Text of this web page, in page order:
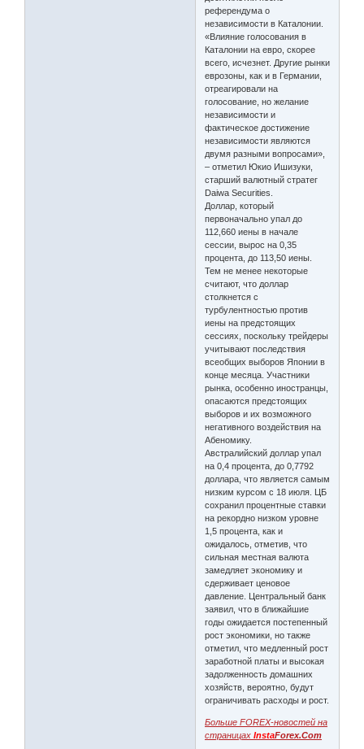
референдума о
независимости в Каталонии.
«Влияние голосования в
Каталонии на евро, скорее
всего, исчезнет. Другие рынки
еврозоны, как и в Германии,
отреагировали на
голосование, но желание
независимости и
фактическое достижение
независимости являются
двумя разными вопросами»,
– отметил Юкио Ишизуки,
старший валютный стратег
Daiwa Securities.
Доллар, который
первоначально упал до
112,660 иены в начале
сессии, вырос на 0,35
процента, до 113,50 иены.
Тем не менее некоторые
считают, что доллар
столкнется с
турбулентностью против
иены на предстоящих
сессиях, поскольку трейдеры
учитывают последствия
всеобщих выборов Японии в
конце месяца. Участники
рынка, особенно иностранцы,
опасаются предстоящих
выборов и их возможного
негативного воздействия на
Абеномику.
Австралийский доллар упал
на 0,4 процента, до 0,7792
доллара, что является самым
низким курсом с 18 июля. ЦБ
сохранил процентные ставки
на рекордно низком уровне
1,5 процента, как и
ожидалось, отметив, что
сильная местная валюта
замедляет экономику и
сдерживает ценовое
давление. Центральный банк
заявил, что в ближайшие
годы ожидается постепенный
рост экономики, но также
отметил, что медленный рост
заработной платы и высокая
задолженность домашних
хозяйств, вероятно, будут
ограничивать расходы и рост.
Больше FOREX-новостей на
страницахInstaForex.Com